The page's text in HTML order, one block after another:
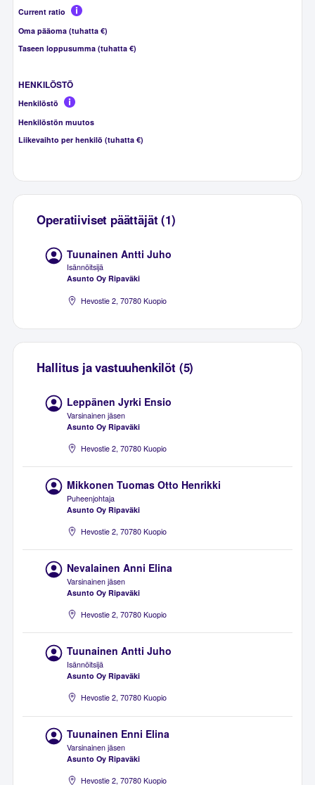
Current ratio
Oma pääoma (tuhatta €)
Taseen loppusumma (tuhatta €)
HENKILÖSTÖ
Henkilöstö
Henkilöstön muutos
Liikevaihto per henkilö (tuhatta €)
Operatiiviset päättäjät (1)
Tuunainen Antti Juho
Isännöitsijä
Asunto Oy Ripaväki
Hevostie 2, 70780 Kuopio
Hallitus ja vastuuhenkilöt (5)
Leppänen Jyrki Ensio
Varsinainen jäsen
Asunto Oy Ripaväki
Hevostie 2, 70780 Kuopio
Mikkonen Tuomas Otto Henrikki
Puheenjohtaja
Asunto Oy Ripaväki
Hevostie 2, 70780 Kuopio
Nevalainen Anni Elina
Varsinainen jäsen
Asunto Oy Ripaväki
Hevostie 2, 70780 Kuopio
Tuunainen Antti Juho
Isännöitsijä
Asunto Oy Ripaväki
Hevostie 2, 70780 Kuopio
Tuunainen Enni Elina
Varsinainen jäsen
Asunto Oy Ripaväki
Hevostie 2, 70780 Kuopio